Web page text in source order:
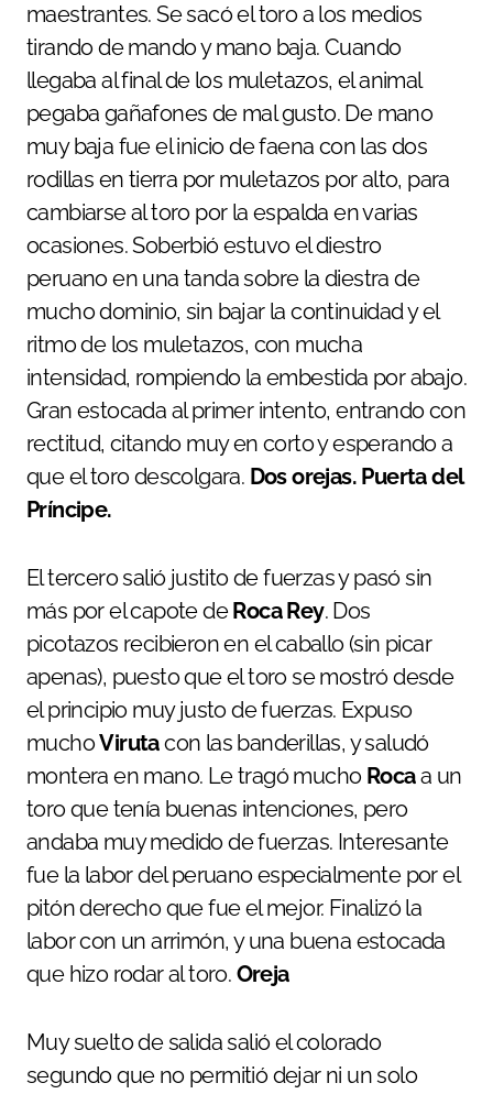
maestrantes. Se sacó el toro a los medios
tirando de mando y mano baja. Cuando
llegaba al final de los muletazos, el animal
pegaba gañafones de mal gusto. De mano
muy baja fue el inicio de faena con las dos
rodillas en tierra por muletazos por alto, para
cambiarse al toro por la espalda en varias
ocasiones. Soberbió estuvo el diestro
peruano en una tanda sobre la diestra de
mucho dominio, sin bajar la continuidad y el
ritmo de los muletazos, con mucha
intensidad, rompiendo la embestida por abajo.
Gran estocada al primer intento, entrando con
rectitud, citando muy en corto y esperando a
que el toro descolgara. Dos orejas. Puerta del
Príncipe.
El tercero salió justito de fuerzas y pasó sin
más por el capote deRoca Rey. Dos
picotazos recibieron en el caballo (sin picar
apenas), puesto que el toro se mostró desde
el principio muy justo de fuerzas. Expuso
muchoVirutacon las banderillas, y saludó
montera en mano. Le tragó mucho Rocaa un
toro que tenía buenas intenciones, pero
andaba muy medido de fuerzas. Interesante
fue la labor del peruano especialmente por el
pitón derecho que fue el mejor. Finalizó la
labor con un arrimón, y una buena estocada
que hizo rodar al toro. Oreja
Muy suelto de salida salió el colorado
segundo que no permitió dejar ni un solo